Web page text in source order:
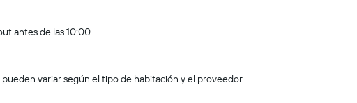
antes de las 10:00
variar según el tipo de habitación y el proveedor.